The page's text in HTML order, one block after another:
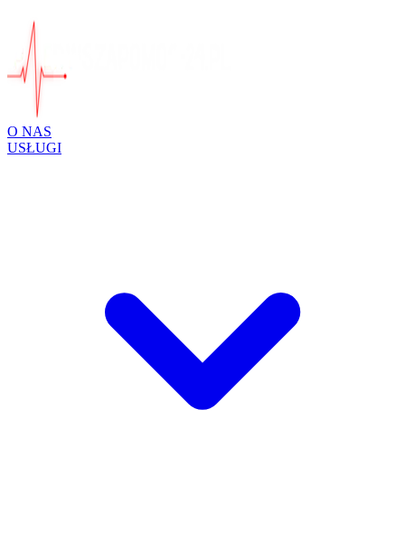
O NAS
USŁUGI